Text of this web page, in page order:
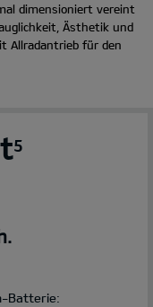
dimensioniert vereint
Ästhetik und
Allradantrieb für den
5
Batterie: